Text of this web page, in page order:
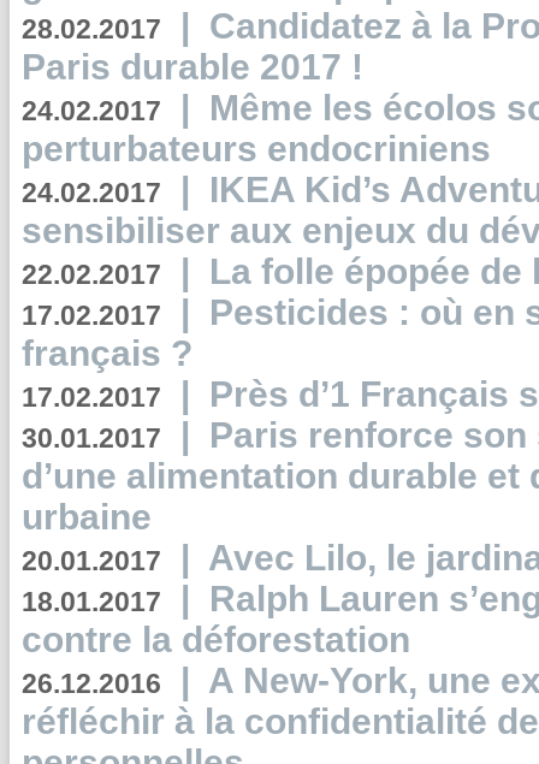
28.02.2017 | Candidatez à la
Paris durable 2017 !
24.02.2017 | Même les écolos
perturbateurs endocriniens
24.02.2017 | IKEA Kid’s
sensibiliser aux enjeux du
22.02.2017 | La folle épopée de
17.02.2017 | Pesticides : où en
français ?
17.02.2017 | Près d’1 Français
30.01.2017 | Paris renforce
d’une alimentation durable et
urbaine
20.01.2017 | Avec Lilo, le
18.01.2017 | Ralph Lauren
contre la déforestation
26.12.2016 | A New-York, une
réfléchir à la confidentialité